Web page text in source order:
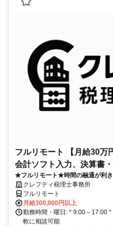
フルリモート 【月給30万
会計ソフト入力、決算書
決算説明も
★フルリモート★時間の融通が利き
クレフティ税理士事務所
フルリモート
月給300,000円以上
勤務時間・曜日: * 9:00～17:00
軟に相談可能